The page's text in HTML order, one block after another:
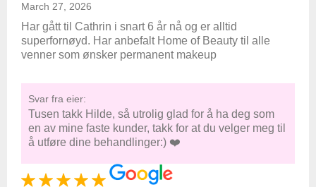
March 27, 2026
Har gått til Cathrin i snart 6 år nå og er alltid
superfornøyd. Har anbefalt Home of Beauty til alle
venner som ønsker permanent makeup
Svar fra eier:
Tusen takk Hilde, så utrolig glad for å ha deg som
en av mine faste kunder, takk for at du velger meg til
å utføre dine behandlinger:) ❤️